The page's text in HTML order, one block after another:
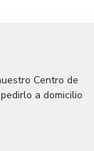
Centro de
a domicilio